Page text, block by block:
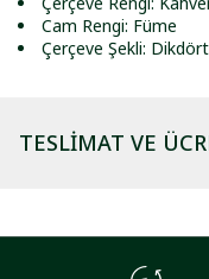
Cam Rengi: Füme
Çerçeve Şekli:
TESLIMAT VE